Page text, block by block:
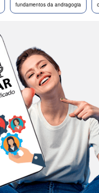
fundamentos da andragogia